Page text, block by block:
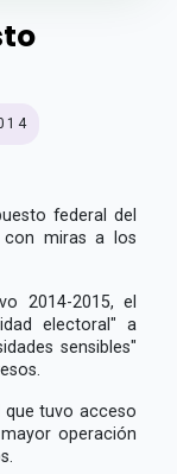
federal del
miras a los
2014-2015, el
electoral" a
sensibles"
que tuvo acceso
operación